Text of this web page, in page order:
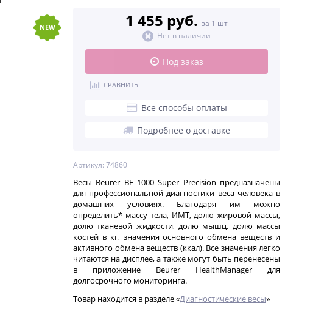
NEW
Артикул: 74860
Bесы Beurer BF 1000 Super Precision предназначены
для профессиональной диагностики веса человека в
домашних условиях. Благодаря им можно
определить* массу тела, ИМТ, долю жировой массы,
долю тканевой жидкости, долю мышц, долю массы
костей в кг, значения основного обмена веществ и
активного обмена веществ (ккал). Все значения легко
читаются на дисплее, а также могут быть перенесены
в приложение Beurer HealthManager для
долгосрочного мониторинга.
Товар находится в разделе «Диагностические весы»
1 455 руб. за 1 шт
Нет в наличии
Под заказ
СРАВНИТЬ
Все способы оплаты
Подробнее о доставке